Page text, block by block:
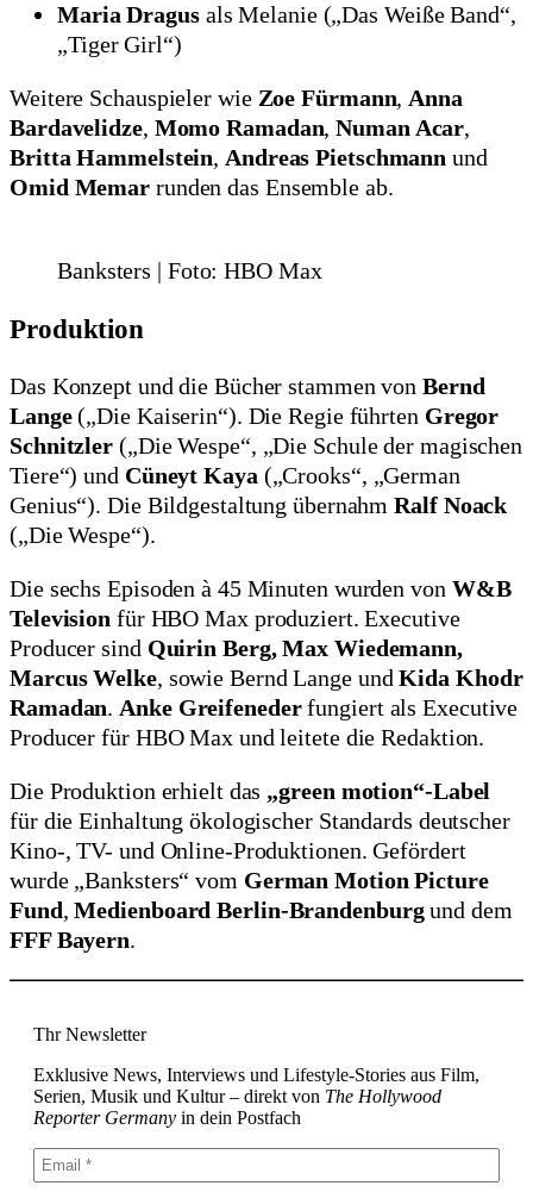
Maria Dragusals Melanie („Das Weiße Band“,
„Tiger Girl“)
Weitere Schauspieler wie Zoe Fürmann, Anna
Bardavelidze, Momo Ramadan,Numan Acar,
Britta Hammelstein, Andreas Pietschmann und
Omid Memar runden das Ensemble ab.
Banksters | Foto: HBO Max
Produktion
Das Konzept und die Bücher stammen vonBernd
Lange(„Die Kaiserin“). Die Regie führten Gregor
Schnitzler („Die Wespe“, „Die Schule der magischen
Tiere“) und Cüneyt Kaya („Crooks“, „German
Genius“). Die Bildgestaltung übernahmRalf Noack
(„Die Wespe“).
Die sechs Episoden à 45 Minuten wurden von W&B
Television für HBO Max produziert. Executive
Producer sind Quirin Berg, Max Wiedemann,
Marcus Welke, sowie Bernd Lange undKida Khodr
Ramadan. Anke Greifenederfungiert als Executive
Producer für HBO Max und leitete die Redaktion.
Die Produktion erhielt das „green motion“-Label
für die Einhaltung ökologischer Standards deutscher
Kino-, TV- und Online-Produktionen. Gefördert
wurde „Banksters“ vom German Motion Picture
Fund,Medienboard Berlin-Brandenburgund dem
FFF Bayern.
Thr Newsletter
Exklusive News, Interviews und Lifestyle-Stories aus Film,
Serien, Musik und Kultur – direkt von The Hollywood
Reporter Germany in dein Postfach